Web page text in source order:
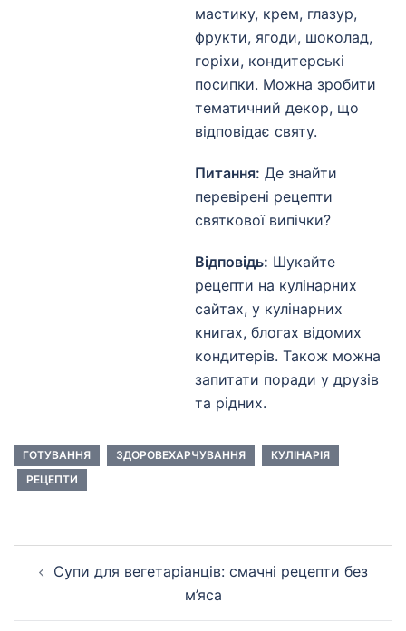
мастику, крем, глазур,
фрукти, ягоди, шоколад,
горіхи, кондитерські
посипки. Можна зробити
тематичний декор, що
відповідає святу.
Питання: Де знайти
перевірені рецепти
святкової випічки?
Відповідь: Шукайте
рецепти на кулінарних
сайтах, у кулінарних
книгах, блогах відомих
кондитерів. Також можна
запитати поради у друзів
та рідних.
ГОТУВАННЯ ЗДОРОВЕХАРЧУВАННЯ
КУЛІНАРІЯ
РЕЦЕПТИ
Навігація
запису
Супи для вегетаріанців: смачні рецепти без
м’яса